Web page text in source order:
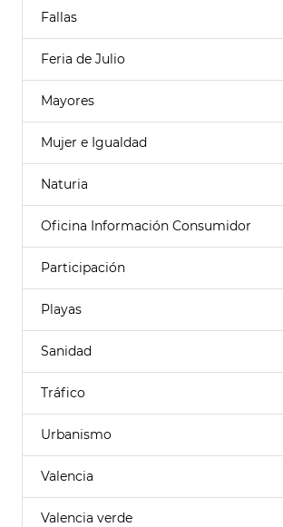
Fallas
Feria de Julio
Mayores
Mujer e Igualdad
Naturia
Oficina Información Consumidor
Participación
Playas
Sanidad
Tráfico
Urbanismo
Valencia
Valencia verde